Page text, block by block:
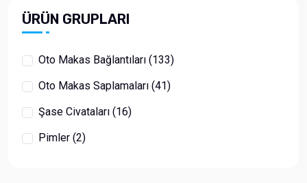
ÜRÜN GRUPLARI
Oto Makas Bağlantıları (133)
Oto Makas Saplamaları (41)
Şase Civataları (16)
Pimler (2)